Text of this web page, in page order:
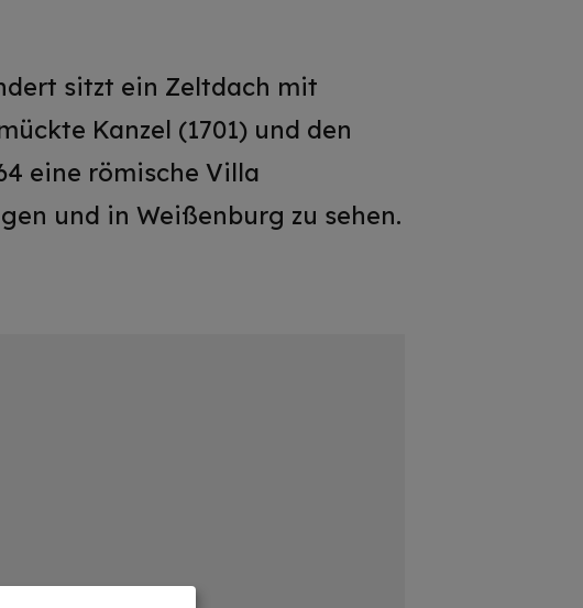
sitzt ein Zeltdach mit
Kanzel (1701) und den
eine römische Villa
und in Weißenburg zu sehen.